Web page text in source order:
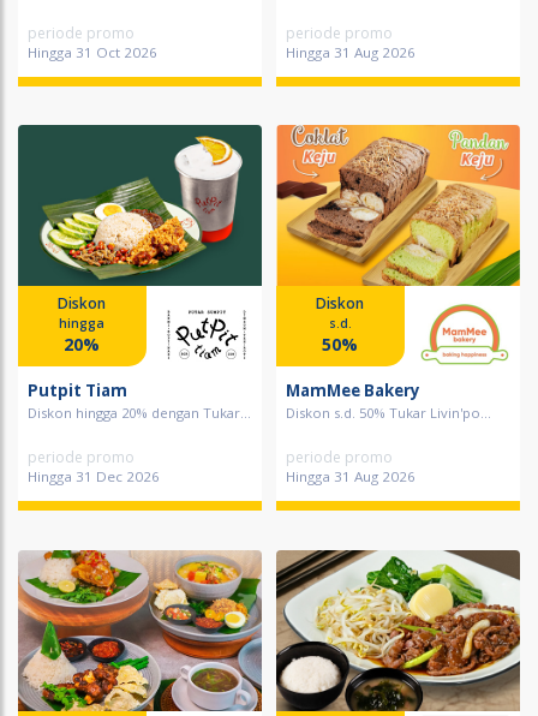
periode promo
Hingga 31 Oct 2026
periode promo
Hingga 31 Aug 2026
Diskon
hingga
20%
Putpit Tiam
Diskon hingga 20% dengan Tukar...
periode promo
Hingga 31 Dec 2026
Diskon
s.d.
50%
MamMee Bakery
Diskon s.d. 50% Tukar Livin'po...
periode promo
Hingga 31 Aug 2026